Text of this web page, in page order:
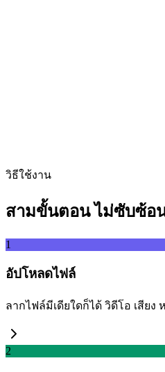
วิธีใช้งาน
สามขั้นตอน ไม่ซับซ้อ
1
อัปโหลดไฟล์
ลากไฟล์มีเดียใดก็ได้ วิดีโอ เสียง
2